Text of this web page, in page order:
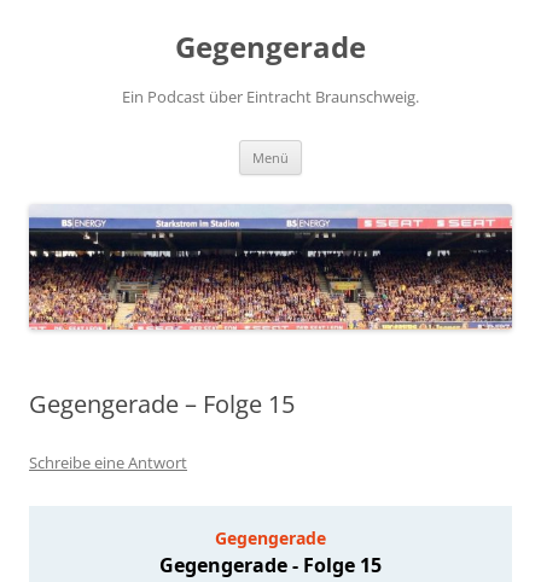
Gegengerade
Ein Podcast über Eintracht Braunschweig.
Menü
Gegengerade – Folge 15
Schreibe eine Antwort